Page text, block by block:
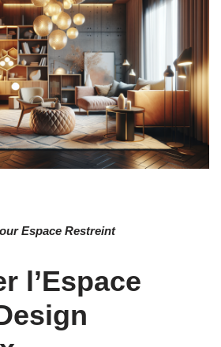
Espace Restreint
l’Espace